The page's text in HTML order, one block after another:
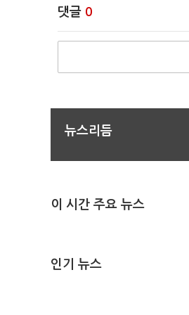
댓글 0
뉴스리듬
이 시간 주요 뉴스
인기 뉴스